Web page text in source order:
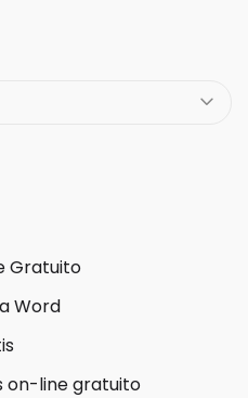
Gratuito
Word
on-line gratuito